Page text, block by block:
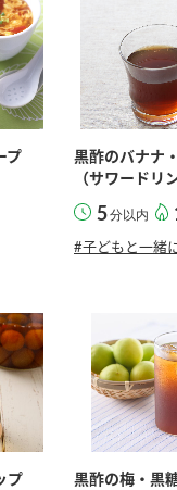
シピ
グループについて 製
プ
黒酢のバナナ
（サワードリ
5分以内
#子どもと一緒
プ
黒酢の梅・黒